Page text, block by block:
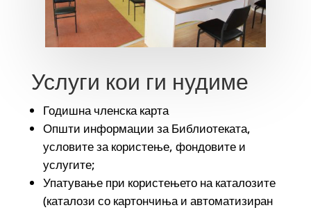
Услуги кои ги нудиме
Годишна членска карта
Општи информации за Библиотеката,
условите за користење, фондовите и
услугите;
Упатување при користењето на каталозите
(каталози со картончиња и автоматизиран